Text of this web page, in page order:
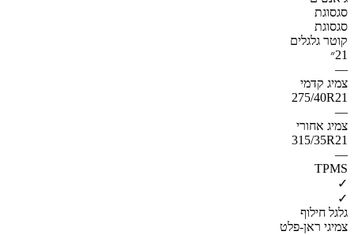
סגסוגת
סגסוגת
קוטר גלגלים
21״
—
צמיג קדמי
275/40R21
—
צמיג אחורי
315/35R21
—
TPMS
✓
✓
גלגל חילוף
צמיגי ראן-פלט